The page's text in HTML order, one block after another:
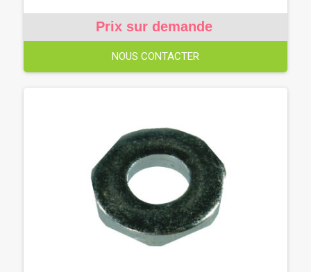
Prix sur demande
NOUS CONTACTER